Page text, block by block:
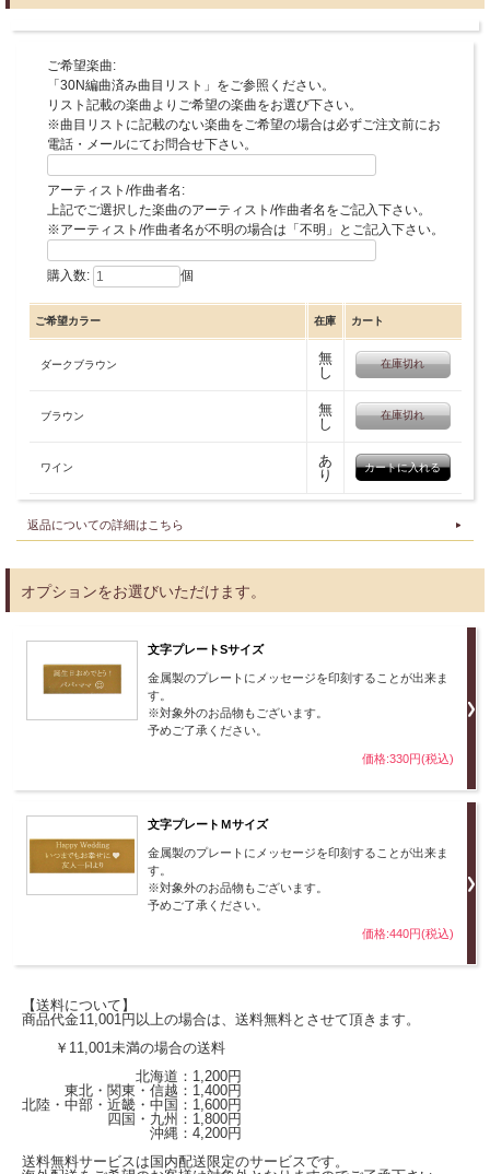
ご希望楽曲:
「30N編曲済み曲目リスト」をご参照ください。
リスト記載の楽曲よりご希望の楽曲をお選び下さい。
※曲目リストに記載のない楽曲をご希望の場合は必ずご注文前にお
電話・メールにてお問合せ下さい。
アーティスト/作曲者名:
上記でご選択した楽曲のアーティスト/作曲者名をご記入下さい。
※アーティスト/作曲者名が不明の場合は「不明」とご記入下さい。
購入数: 個
ご希望カラー 在庫 カート
ダークブラウン
無
し
在庫切れ
ブラウン
無
し
在庫切れ
ワイン
あ
り
返品についての詳細はこちら
オプションをお選びいただけます。
文字プレートSサイズ
金属製のプレートにメッセージを印刻することが出来ま
す。
※対象外のお品物もございます。
予めご了承ください。
価格:330円(税込)
文字プレートＭサイズ
金属製のプレートにメッセージを印刻することが出来ま
す。
※対象外のお品物もございます。
予めご了承ください。
価格:440円(税込)
【送料について】
商品代金11,001円以上の場合は、送料無料とさせて頂きます。
￥11,001未満の場合の送料
北海道：1,200円
東北・関東・信越：1,400円
北陸・中部・近畿・中国：1,600円
四国・九州：1,800円
沖縄：4,200円
送料無料サービスは国内配送限定のサービスです。